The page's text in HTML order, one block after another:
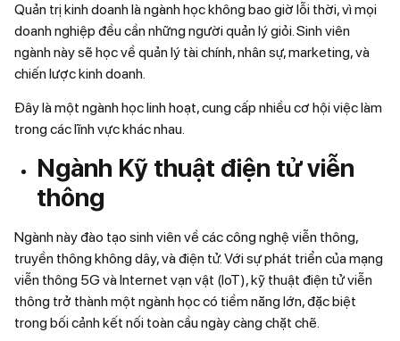
Quản trị kinh doanh là ngành học không bao giờ lỗi thời, vì mọi
doanh nghiệp đều cần những người quản lý giỏi. Sinh viên
ngành này sẽ học về quản lý tài chính, nhân sự, marketing, và
chiến lược kinh doanh.
Đây là một ngành học linh hoạt, cung cấp nhiều cơ hội việc làm
trong các lĩnh vực khác nhau.
Ngành Kỹ thuật điện tử viễn
thông
Ngành này đào tạo sinh viên về các công nghệ viễn thông,
truyền thông không dây, và điện tử. Với sự phát triển của mạng
viễn thông 5G và Internet vạn vật (IoT), kỹ thuật điện tử viễn
thông trở thành một ngành học có tiềm năng lớn, đặc biệt
trong bối cảnh kết nối toàn cầu ngày càng chặt chẽ.